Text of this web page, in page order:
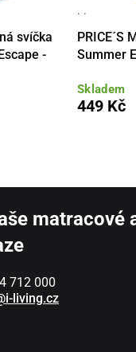
svíčka
-
· ·
PRICE´S
Summer
Skladem
449 Kč
matracové
712 000
living.cz